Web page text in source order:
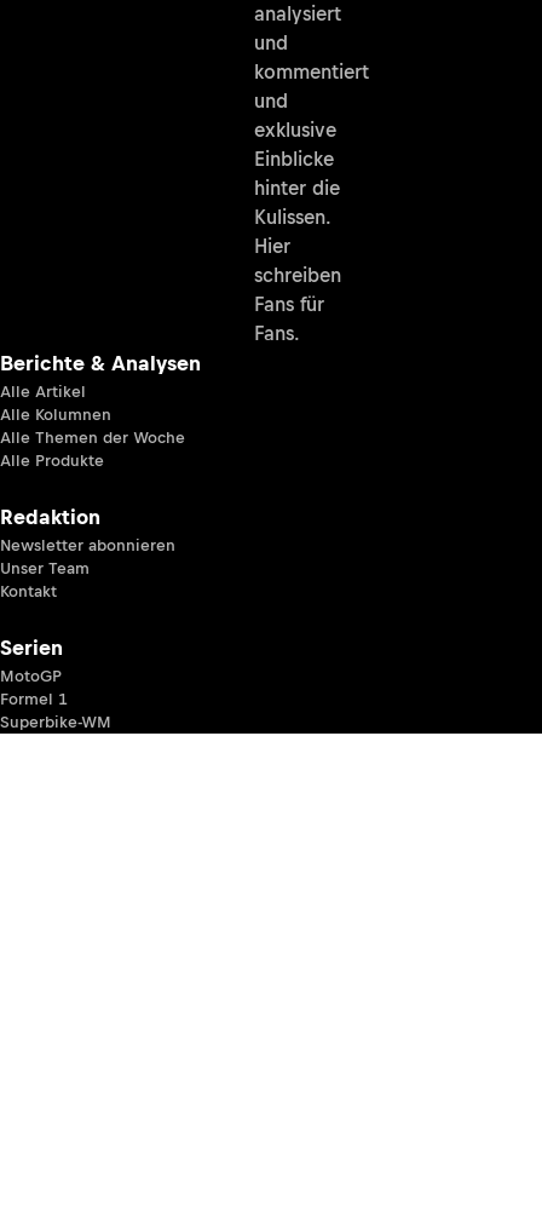
analysiert
und
kommentiert
und
exklusive
Einblicke
hinter die
Kulissen.
Hier
schreiben
Fans für
Fans.
Berichte & Analysen
Alle Artikel
Alle Kolumnen
Alle Themen der Woche
Alle Produkte
Redaktion
Newsletter abonnieren
Unser Team
Kontakt
Serien
MotoGP
Formel 1
Superbike-WM